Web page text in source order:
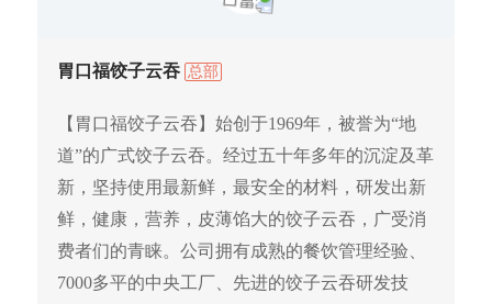
胃口福饺子云吞 总部
【胃口福饺子云吞】始创于1969年，被誉为“地
道”的广式饺子云吞。经过五十年多年的沉淀及革
新，坚持使用最新鲜，最安全的材料，研发出新
鲜，健康，营养，皮薄馅大的饺子云吞，广受消
费者们的青睐。公司拥有成熟的餐饮管理经验、
7000多平的中央工厂、先进的饺子云吞研发技